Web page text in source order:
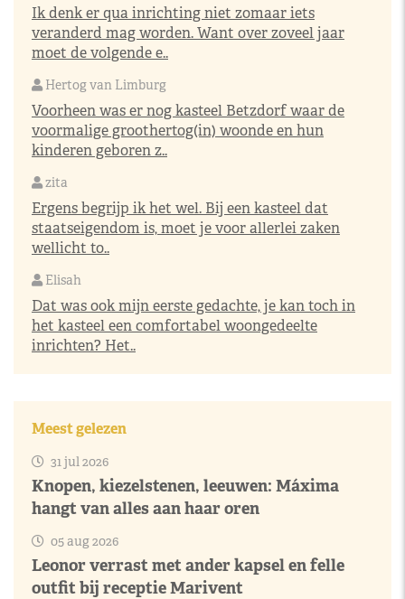
Ik denk er qua inrichting niet zomaar iets
veranderd mag worden. Want over zoveel jaar
moet de volgende e..
Hertog van Limburg
Voorheen was er nog kasteel Betzdorf waar de
voormalige groothertog(in) woonde en hun
kinderen geboren z..
zita
Ergens begrijp ik het wel. Bij een kasteel dat
staatseigendom is, moet je voor allerlei zaken
wellicht to..
Elisah
Dat was ook mijn eerste gedachte, je kan toch in
het kasteel een comfortabel woongedeelte
inrichten? Het..
Meest gelezen
31 jul 2026
Knopen, kiezelstenen, leeuwen: Máxima
hangt van alles aan haar oren
05 aug 2026
Leonor verrast met ander kapsel en felle
outfit bij receptie Marivent